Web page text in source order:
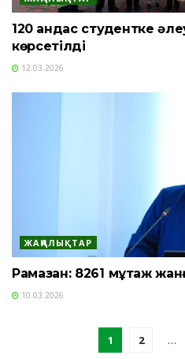
120 қандас студентке
көрсетілді
12.03.2026
ЖАҢАЛЫҚТАР
Рамазан: 8261 мұқтаж
10.03.2026
1 2 …